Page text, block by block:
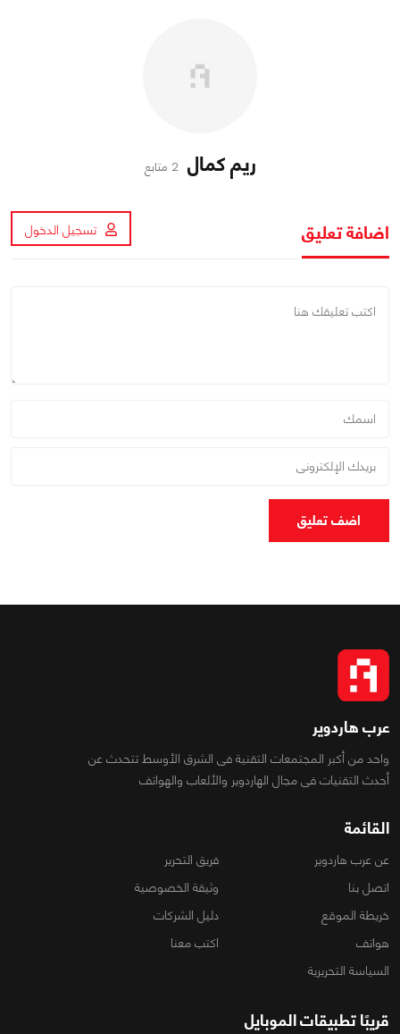
ريم كمال 2 متابع
اضافة تعليق تسجيل الدخول
اضف تعليق
عرب هاردوير
واحد من أكبر المجتمعات التقنية فى الشرق الأوسط تتحدث عن
أحدث التقنيات فى مجال الهاردوير والألعاب والهواتف
القائمة
عن عرب هاردوير
فريق التحرير
اتصل بنا
وثيقة الخصوصية
خريطة الموقع
دليل الشركات
هواتف
اكتب معنا
السياسة التحريرية
قريبًا تطبيقات الموبايل